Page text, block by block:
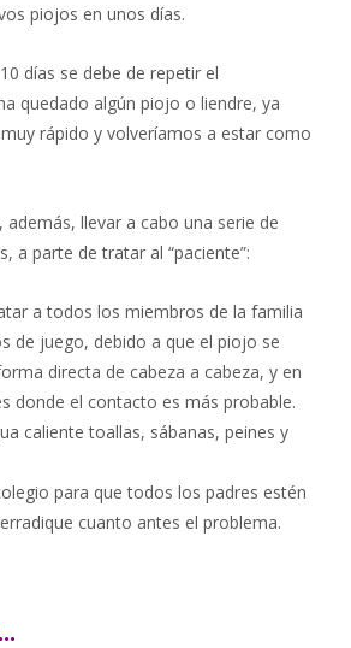
piojos en unos días.
días se debe de repetir el
quedado algún piojo o liendre, ya
rápido y volveríamos a estar como
llevar a cabo una serie de
a parte de tratar al “paciente”:
a todos los miembros de la familia
de juego, debido a que el piojo se
directa de cabeza a cabeza, y en
donde el contacto es más probable.
caliente toallas, sábanas, peines y
para que todos los padres estén
cuanto antes el problema.